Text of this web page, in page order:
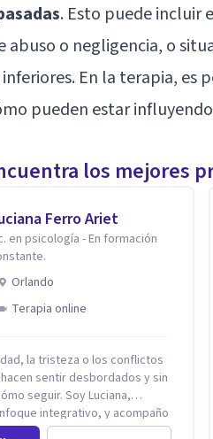
. Esto puede incluir
abuso o negligencia, o
En la terapia, es
pueden estar
los mejores
Ferro Ariet
en psicología - En formación
Orlando
Terapia online
la tristeza o los conflictos
sentir desbordados y sin
Soy Luciana,
integrativo, y acompaño
depresión y terapia de